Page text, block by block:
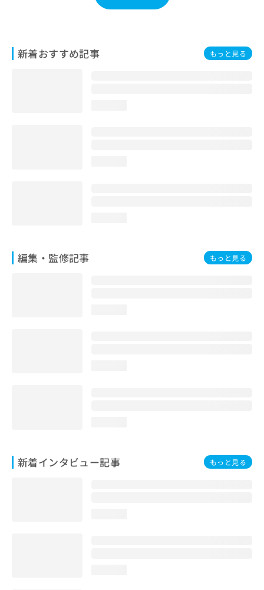
新着おすすめ記事 もっと見る
編集・監修記事 もっと見る
新着インタビュー記事 もっと見る
わ